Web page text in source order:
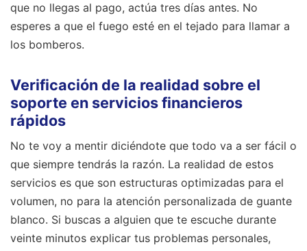
que no llegas al pago, actúa tres días antes. No
esperes a que el fuego esté en el tejado para llamar a
los bomberos.
Verificación de la realidad sobre el
soporte en servicios financieros
rápidos
No te voy a mentir diciéndote que todo va a ser fácil o
que siempre tendrás la razón. La realidad de estos
servicios es que son estructuras optimizadas para el
volumen, no para la atención personalizada de guante
blanco. Si buscas a alguien que te escuche durante
veinte minutos explicar tus problemas personales,